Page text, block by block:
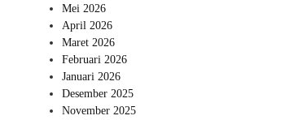
Mei 2026
April 2026
Maret 2026
Februari 2026
Januari 2026
Desember 2025
November 2025